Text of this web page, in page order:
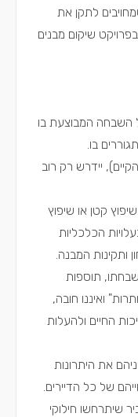
לתקן את
שיקום מבנים
השבחה המבוצעת בו
בו.
יידרש רק רוב
קטן או שיפוץ
הכלכליות
ותקינות המבנה.
תוספות
ואיננו חובה,
החיים ולהעלות
את היתרונות
של כל הדיירים.
שיתרחשו חילוקי